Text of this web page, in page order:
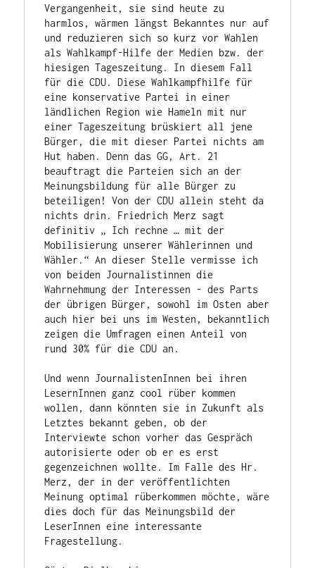
Vergangenheit, sie sind heute zu
harmlos, wärmen längst Bekanntes nur auf
und reduzieren sich so kurz vor Wahlen
als Wahlkampf-Hilfe der Medien bzw. der
hiesigen Tageszeitung. In diesem Fall
für die CDU. Diese Wahlkampfhilfe für
eine konservative Partei in einer
ländlichen Region wie Hameln mit nur
einer Tageszeitung brüskiert all jene
Bürger, die mit dieser Partei nichts am
Hut haben. Denn das GG, Art. 21
beauftragt die Parteien sich an der
Meinungsbildung für alle Bürger zu
beteiligen! Von der CDU allein steht da
nichts drin. Friedrich Merz sagt
definitiv „ Ich rechne … mit der
Mobilisierung unserer Wählerinnen und
Wähler.“ An dieser Stelle vermisse ich
von beiden Journalistinnen die
Wahrnehmung der Interessen - des Parts
der übrigen Bürger, sowohl im Osten aber
auch hier bei uns im Westen, bekanntlich
zeigen die Umfragen einen Anteil von
rund 30% für die CDU an.
Und wenn JournalistenInnen bei ihren
LesernInnen ganz cool rüber kommen
wollen, dann könnten sie in Zukunft als
Letztes bekannt geben, ob der
Interviewte schon vorher das Gespräch
autorisierte oder ob er es erst
gegenzeichnen wollte. Im Falle des Hr.
Merz, der in der veröffentlichten
Meinung optimal rüberkommen möchte, wäre
dies doch für das Meinungsbild der
LeserInnen eine interessante
Fragestellung.